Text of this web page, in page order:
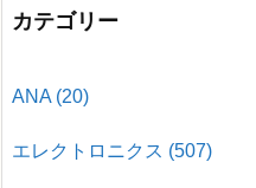
カテゴリー
ANA (20)
エレクトロニクス (507)